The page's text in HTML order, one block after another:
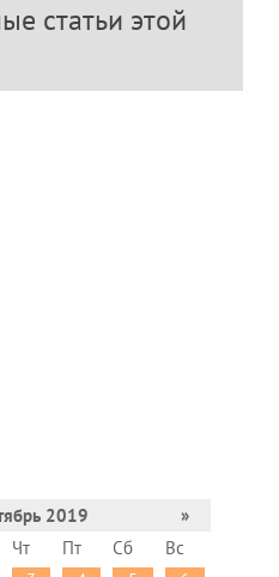
статьи этой
2019
»
Чт Пт Сб
Вс